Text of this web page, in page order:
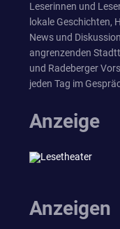
Leserinnen und
lokale Geschichten,
News und
angrenzenden
und Radeberger
jeden Tag im
Anzeige
Anzeigen